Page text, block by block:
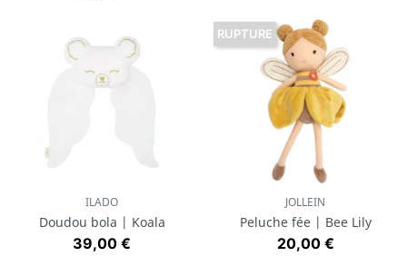
ILADO
Doudou bola | Koala
Prix
39,00 €
JOLLEIN
Peluche fée | Bee Lily
Prix
20,00 €
RUPTURE